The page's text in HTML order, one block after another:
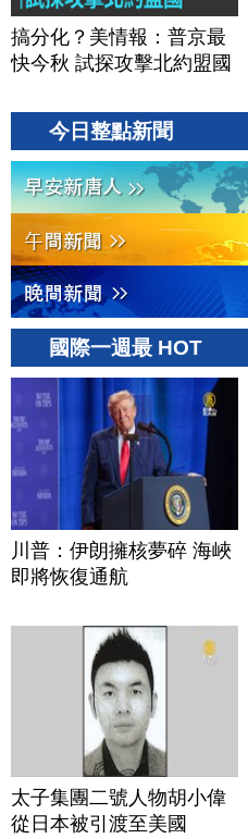
搞分化？美情報：普京最
快今秋 試探攻擊北約盟國
今日整點新聞
國際一週最 HOT
川普：伊朗擁核夢碎 海峽
即將恢復通航
太子集團二號人物胡小偉
從日本被引渡至美國